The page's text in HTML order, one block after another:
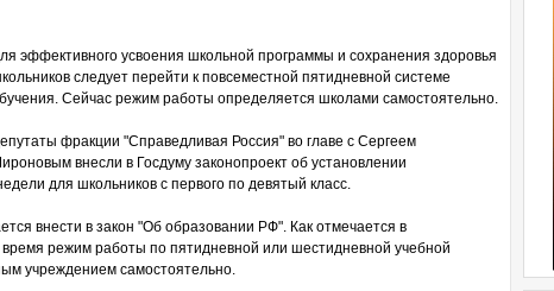
эффективного усвоения школьной программы и сохранения здоровья
следует перейти к повсеместной пятидневной системе
Сейчас режим работы определяется школами самостоятельно.
фракции "Справедливая Россия" во главе с Сергеем
внесли в Госдуму законопроект об установлении
для школьников с первого по девятый класс.
внести в закон "Об образовании РФ". Как отмечается в
режим работы по пятидневной или шестидневной учебной
учреждением самостоятельно.